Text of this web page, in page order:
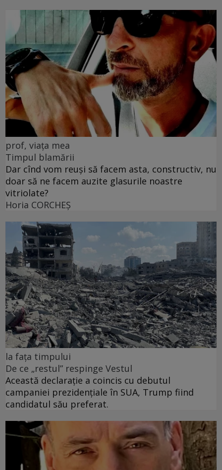
prof, viața mea
Timpul blamării
Dar cînd vom reuși să facem asta, constructiv, nu
doar să ne facem auzite glasurile noastre
vitriolate?
Horia CORCHEŞ
la fața timpului
De ce „restul” respinge Vestul
Această declarație a coincis cu debutul
campaniei prezidențiale în SUA, Trump fiind
candidatul său preferat.